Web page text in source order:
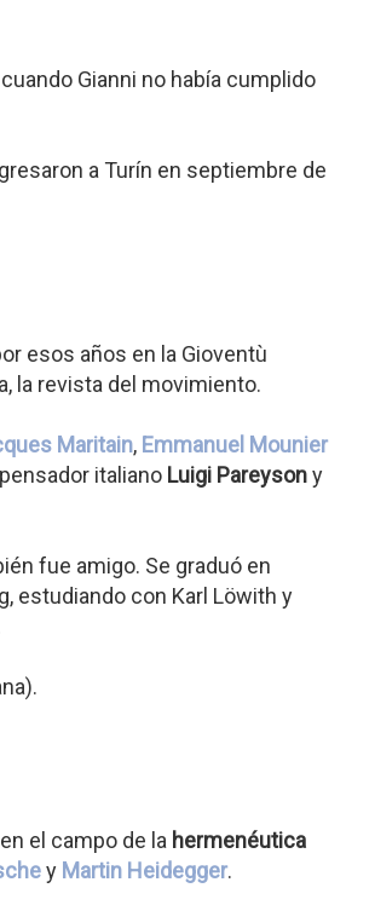
Gianni no había cumplido
a Turín en septiembre de
esos años en la Gioventù
la revista del movimiento.
Maritain, Emmanuel Mounier
italiano Luigi Pareysony
fue amigo. Se graduó en
estudiando con Karl Löwith y
el campo de la hermenéutica
y Martin Heidegger.